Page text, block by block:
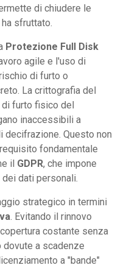
di chiudere le
sfruttato.
Protezione Full Disk
agile e l'uso di
di furto o
La crittografia del
di furto fisico del
inaccessibili a
decifrazione. Questo non
fondamentale
il GDPR, che impone
dati personali.
strategico in termini
. Evitando il rinnovo
costante senza
a scadenze
a "bande"